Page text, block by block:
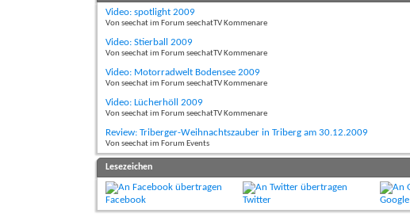
Video: spotlight 2009
Von seechat im Forum seechatTV Kommenare
Video: Stierball 2009
Von seechat im Forum seechatTV Kommenare
Video: Motorradwelt Bodensee 2009
Von seechat im Forum seechatTV Kommenare
Video: Lücherhöll 2009
Von seechat im Forum seechatTV Kommenare
Review: Triberger-Weihnachtszauber in Triberg am 30.12.2009
Von seechat im Forum Events
Lesezeichen
Facebook Twitter Google